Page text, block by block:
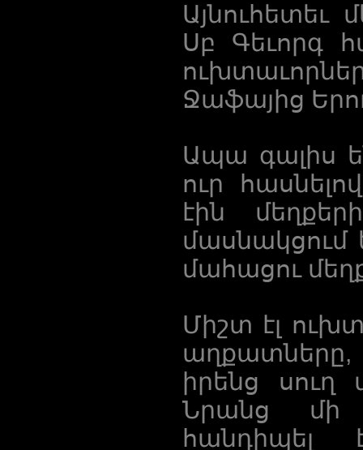
Այնուհետեւ
Սբ Գեւորգ
Ջաֆայից
Ապա գալիս
ուր
էին
մահացու
Միշտ էլ
աղքատները,
իրենց սուղ
Նրանց մի
հանդիպել